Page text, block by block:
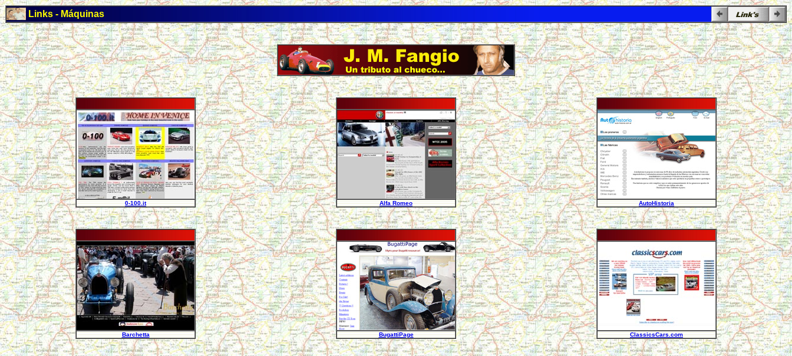
Links - Máquinas
0-100.it Alfa Romeo AutoHistoria
Barchetta BugattiPage ClassicsCars.com